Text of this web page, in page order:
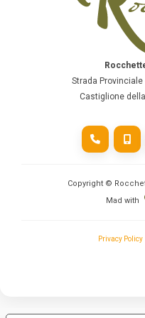
Strada
Castiglione
Copyright ©
Mad with
Privacy Policy